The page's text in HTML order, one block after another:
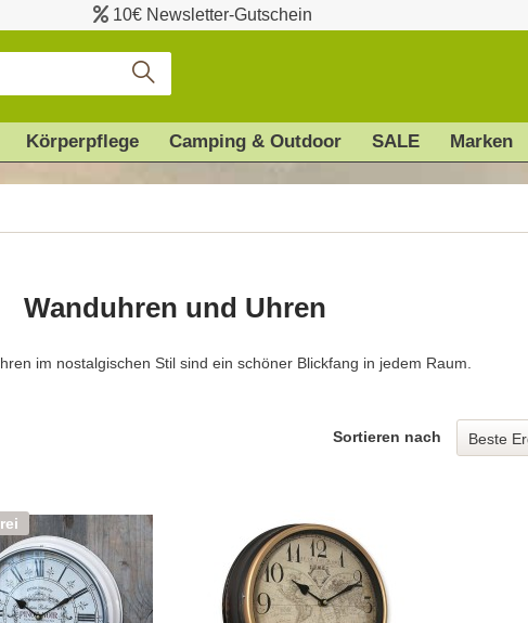
10€ Newsletter-Gutschein
Körperpflege Camping & Outdoor SALE Marken
Wanduhren und Uhren
im nostalgischen Stil sind ein schöner Blickfang in jedem Raum.
Sortieren nach